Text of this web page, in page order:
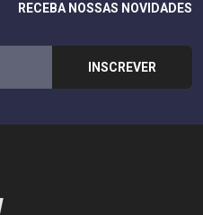
RECEBA NOSSAS NOVIDADES